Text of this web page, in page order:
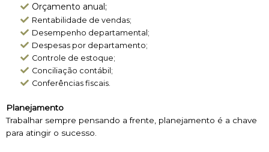
Orçamento anual;
Rentabilidade de vendas;
Desempenho departamental;
Despesas por departamento;
Controle de estoque;
Conciliação contábil;
Conferências fiscais.
Planejamento
Trabalhar sempre pensando a frente, planejamento é a chave
para atingir o sucesso.